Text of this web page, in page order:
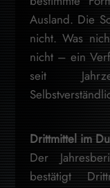
Ausland. Die
nicht. Was
nicht – ein
seit
Drittmittel im
Der
bestätigt